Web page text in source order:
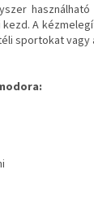
használható
A
sportokat vagy
: